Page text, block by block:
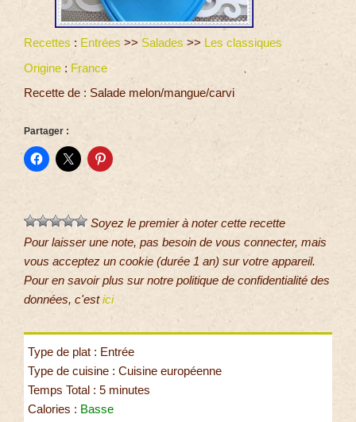
Recettes : Entrées >> Salades >> Les classiques
Origine : France
Recette de : Salade melon/mangue/carvi
Partager :
Soyez le premier à noter cette recette
Pour laisser une note, pas besoin de vous connecter, mais
vous acceptez un cookie (durée 1 an) sur votre appareil.
Pour en savoir plus sur notre politique de confidentialité des
données, c'estici
Type de plat : Entrée
Type de cuisine : Cuisine européenne
Temps Total : 5 minutes
Calories : Basse